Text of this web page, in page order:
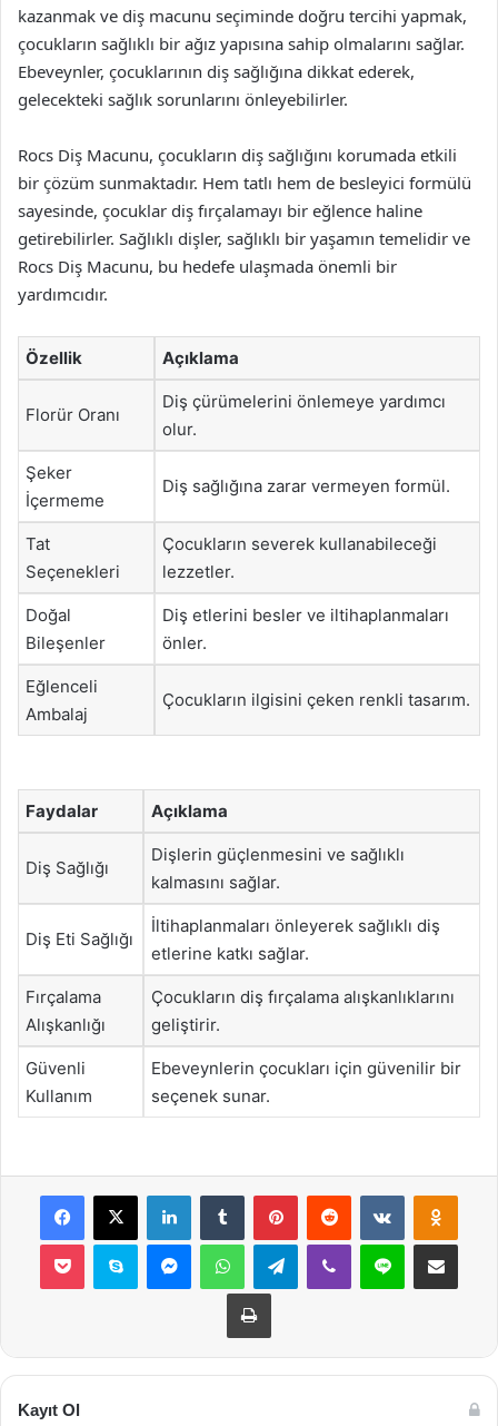
kazanmak ve diş macunu seçiminde doğru tercihi yapmak,
çocukların sağlıklı bir ağız yapısına sahip olmalarını sağlar.
Ebeveynler, çocuklarının diş sağlığına dikkat ederek,
gelecekteki sağlık sorunlarını önleyebilirler.
Rocs Diş Macunu, çocukların diş sağlığını korumada etkili
bir çözüm sunmaktadır. Hem tatlı hem de besleyici formülü
sayesinde, çocuklar diş fırçalamayı bir eğlence haline
getirebilirler. Sağlıklı dişler, sağlıklı bir yaşamın temelidir ve
Rocs Diş Macunu, bu hedefe ulaşmada önemli bir
yardımcıdır.
Özellik Açıklama
Florür Oranı
Diş çürümelerini önlemeye yardımcı
olur.
Şeker
İçermeme
Diş sağlığına zarar vermeyen formül.
Tat
Seçenekleri
Çocukların severek kullanabileceği
lezzetler.
Doğal
Bileşenler
Diş etlerini besler ve iltihaplanmaları
önler.
Eğlenceli
Ambalaj
Çocukların ilgisini çeken renkli tasarım.
Faydalar Açıklama
Diş Sağlığı
Dişlerin güçlenmesini ve sağlıklı
kalmasını sağlar.
Diş Eti Sağlığı
İltihaplanmaları önleyerek sağlıklı diş
etlerine katkı sağlar.
Fırçalama
Alışkanlığı
Çocukların diş fırçalama alışkanlıklarını
geliştirir.
Güvenli
Kullanım
Ebeveynlerin çocukları için güvenilir bir
seçenek sunar.
Facebook
X LinkedInTumblr PinterestReddit VKontakte
Pocket Skype MessengerWhatsAppTelegramViber Line E-Posta ile
Yazdır
Kayıt Ol